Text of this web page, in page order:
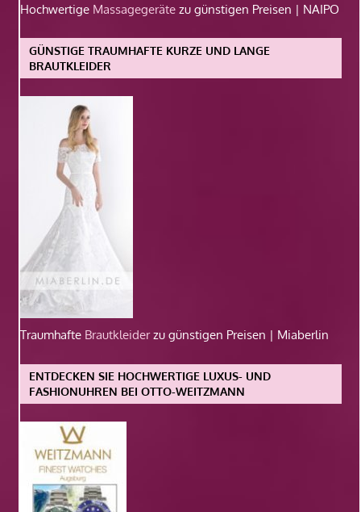
Hochwertige Massagegeräte zu günstigen Preisen | NAIPO
GÜNSTIGE TRAUMHAFTE KURZE UND LANGE
BRAUTKLEIDER
Traumhafte Brautkleiderzu günstigen Preisen | Miaberlin
ENTDECKEN SIE HOCHWERTIGE LUXUS- UND
FASHIONUHREN BEI OTTO-WEITZMANN